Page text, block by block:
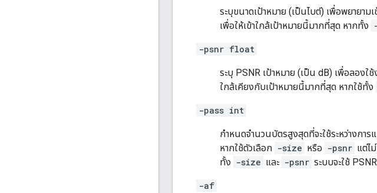
ระบุขนาดเป้าหมาย (เป็นไบต์) เพื่อพยายาม
เพื่อให้เข้าใกล้เป้าหมายนี้มากที่สุด หากทั้ง
-psnr float
ระบุ PSNR เป้าหมาย (เป็น dB) เพื่อลองใ
ใกล้เคียงกับเป้าหมายนี้มากที่สุด หากใช้ทั้ง
-pass int
กำหนดจำนวนบัตรสูงสุดที่จะใช้ระหว่างการ
หากใช้ตัวเลือก -size หรือ -psnr แต่ไ
ทั้ง -size และ -psnr ระบบจะใช้
-af